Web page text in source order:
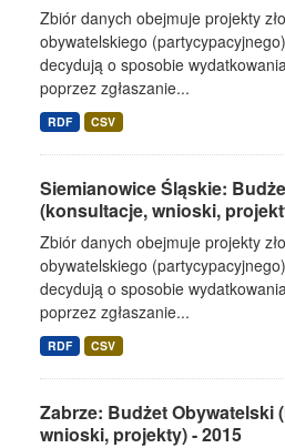
Zbiór danych obejmuje projekty
obywatelskiego
decydują o sposobie
poprzez zgłaszanie...
RDF CSV
Siemianowice Śląskie:
(konsultacje, wnioski,
Zbiór danych obejmuje projekty
obywatelskiego
decydują o sposobie
poprzez zgłaszanie...
RDF CSV
Zabrze: Budżet Obywatelski
wnioski, projekty) - 2015